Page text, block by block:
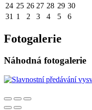
24 25 26 27 28 29 30
31 1 2 3 4 5 6
Fotogalerie
Náhodná fotogalerie